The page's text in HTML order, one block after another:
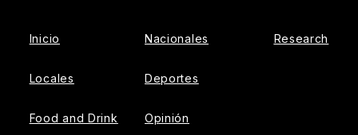
Inicio
Locales
Food and Drink
Nacionales
Deportes
Opinión
Research